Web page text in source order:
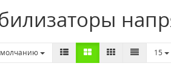
15